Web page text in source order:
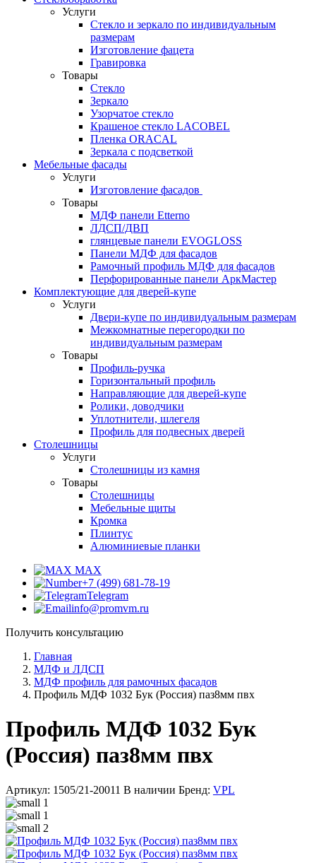
Услуги
Стекло и зеркало по индивидуальным
размерам
Изготовление фацета
Гравировка
Товары
Стекло
Зеркало
Узорчатое стекло
Крашеное стекло LACOBEL
Пленка ORACAL
Зеркала с подсветкой
Мебельные фасады
Услуги
Изготовление фасадов
Товары
МДФ панели Etterno
ЛДСП/ДВП
глянцевые панели EVOGLOSS
Панели МДФ для фасадов
Рамочный профиль МДФ для фасадов
Перфорированные панели АркМастер
Комплектующие для дверей-купе
Услуги
Двери-купе по индивидуальным размерам
Межкомнатные перегородки по
индивидуальным размерам
Товары
Профиль-ручка
Горизонтальный профиль
Направляющие для дверей-купе
Ролики, доводчики
Уплотнители, шлегеля
Профиль для подвесных дверей
Столешницы
Услуги
Столешницы из камня
Товары
Столешницы
Мебельные щиты
Кромка
Плинтус
Алюминиевые планки
MAX
+7 (499) 681-78-19
Telegram
info@promvm.ru
Получить консультацию
Главная
МДФ и ЛДСП
МДФ профиль для рамочных фасадов
Профиль МДФ 1032 Бук (Россия) паз8мм пвх
Профиль МДФ 1032 Бук
(Россия) паз8мм пвх
Артикул: 1505/21-20011 В наличии Бренд: VPL